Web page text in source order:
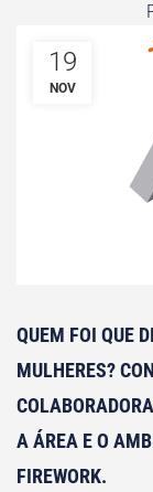
19
NOV
QUEM FOI QUE
MULHERES?
A ÁREA E O
FIREWORK.